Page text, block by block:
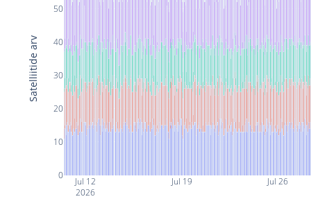
Jul 12
2026
Jul 19 Jul 26
0
10
20
30
40
50
Satelliitide arv